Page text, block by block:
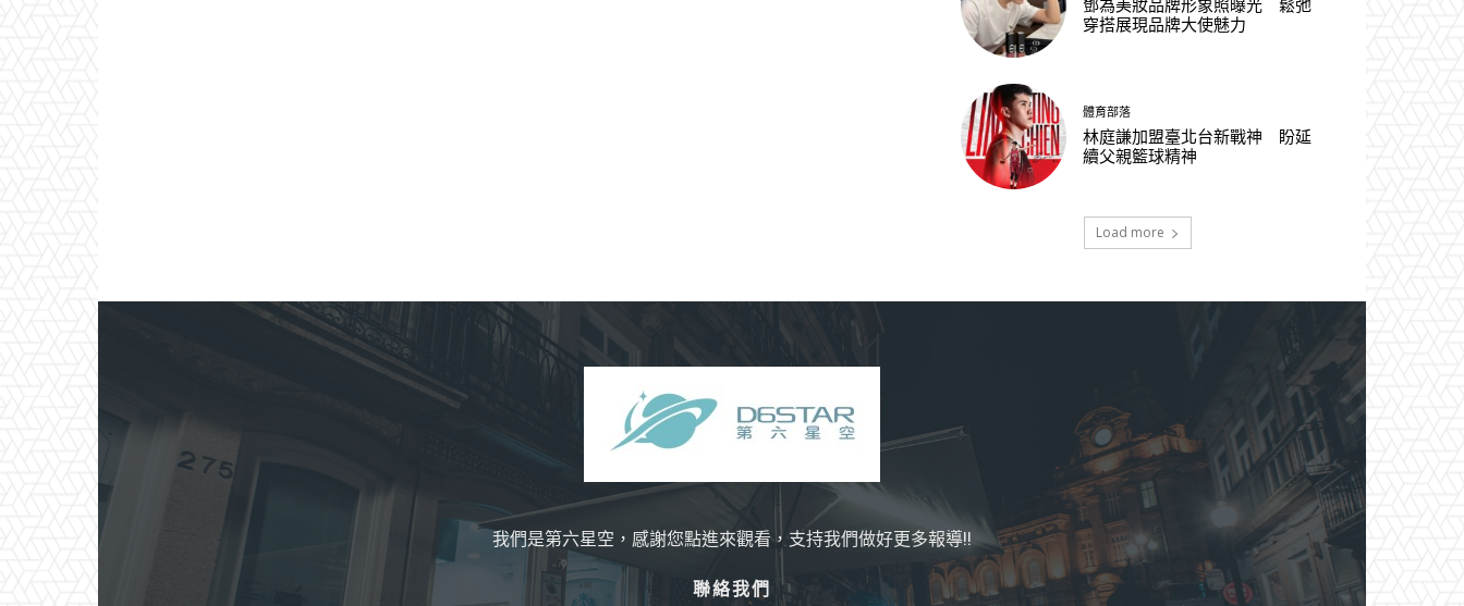
鄧為美妝品牌形象照曝光 鬆弛
穿搭展現品牌大使魅力
體育部落
林庭謙加盟臺北台新戰神 盼延
續父親籃球精神
Load more
我們是第六星空，感謝您點進來觀看，支持我們做好更多報導!!
聯絡我們